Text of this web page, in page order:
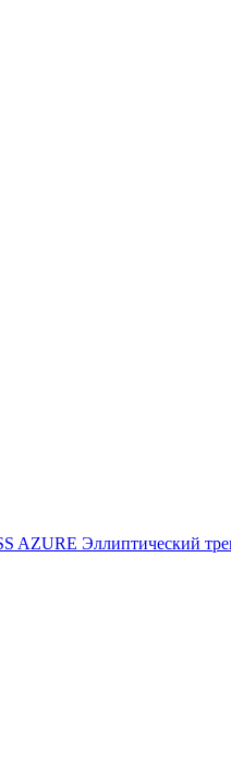
AZURE Эллиптический